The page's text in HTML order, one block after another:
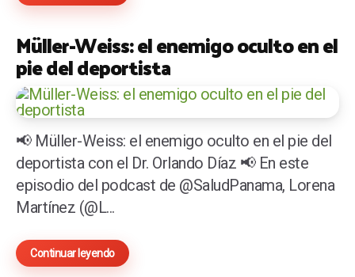
Müller-Weiss: el enemigo oculto en el
pie del deportista
📢 Müller-Weiss: el enemigo oculto en el pie del
deportista con el Dr. Orlando Díaz 📢 En este
episodio del podcast de @SaludPanama, Lorena
Martínez (@L...
Continuar leyendo